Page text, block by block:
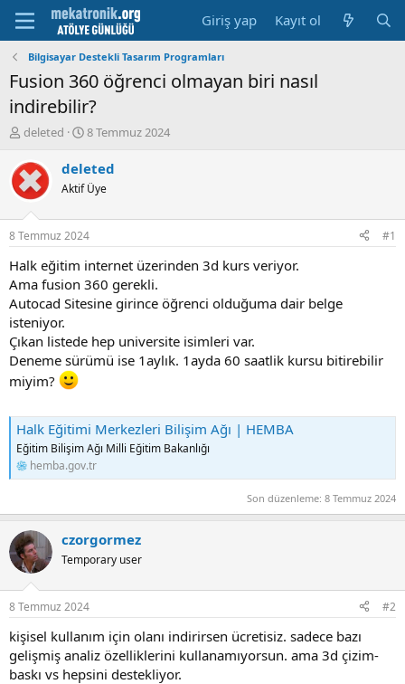
Giriş yap Kayıt ol
Bilgisayar Destekli Tasarım Programları
Fusion 360 öğrenci olmayan biri nasıl
indirebilir?
K
n
u
y
u
b
a
ş
a
t
a
n
deleted
B
ş
a
a
t
a
r
i
h
8 Temmuz 2024
deleted
Aktif Üye
8 Temmuz 2024 #1
Halk eğitim internet üzerinden 3d kurs veriyor.
Ama fusion 360 gerekli.
Autocad Sitesine girince öğrenci olduğuma dair belge
isteniyor.
Çıkan listede hep universite isimleri var.
Deneme sürümü ise 1aylık. 1ayda 60 saatlik kursu bitirebilir
miyim?
Halk Eğitimi Merkezleri Bilişim Ağı | HEMBA
Eğitim Bilişim Ağı Milli Eğitim Bakanlığı
hemba.gov.tr
Son düzenleme: 8 Temmuz 2024
czorgormez
Temporary user
8 Temmuz 2024 #2
kişisel kullanım için olanı indirirsen ücretisiz. sadece bazı
gelişmiş analiz özelliklerini kullanamıyorsun. ama 3d çizim-
baskı vs hepsini destekliyor.